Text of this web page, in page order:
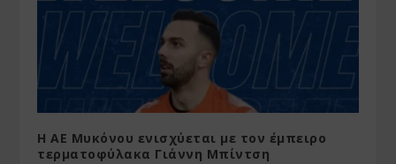
Η ΑΕ Μυκόνου ενισχύεται με τον έμπειρο
τερματοφύλακα Γιάννη Μπίντση